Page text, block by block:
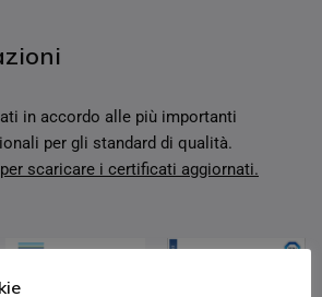
in accordo alle più importanti
per gli standard di qualità.
scaricare i certificati aggiornati.